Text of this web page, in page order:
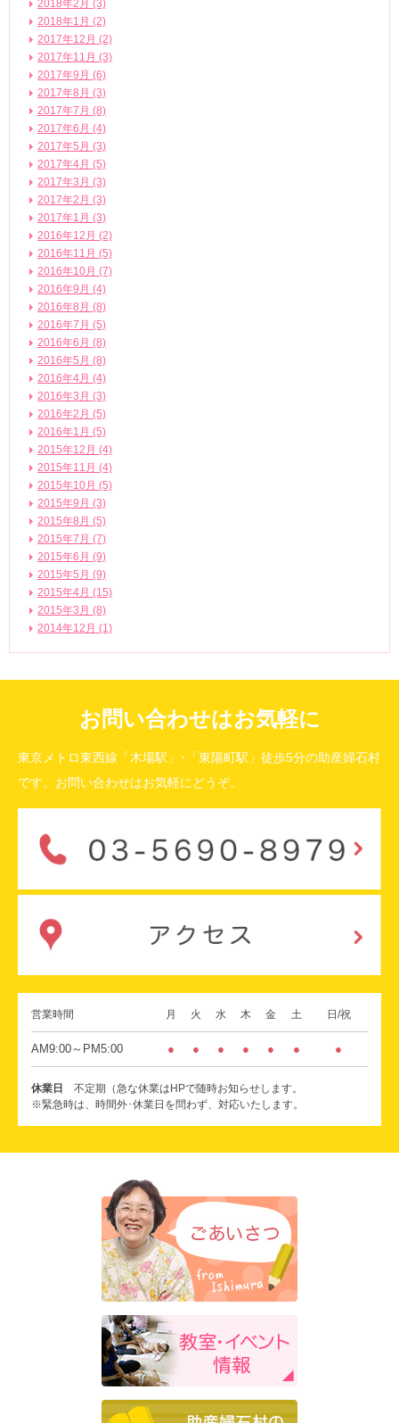
2018年2月 (3)
2018年1月 (2)
2017年12月 (2)
2017年11月 (3)
2017年9月 (6)
2017年8月 (3)
2017年7月 (8)
2017年6月 (4)
2017年5月 (3)
2017年4月 (5)
2017年3月 (3)
2017年2月 (3)
2017年1月 (3)
2016年12月 (2)
2016年11月 (5)
2016年10月 (7)
2016年9月 (4)
2016年8月 (8)
2016年7月 (5)
2016年6月 (8)
2016年5月 (8)
2016年4月 (4)
2016年3月 (3)
2016年2月 (5)
2016年1月 (5)
2015年12月 (4)
2015年11月 (4)
2015年10月 (5)
2015年9月 (3)
2015年8月 (5)
2015年7月 (7)
2015年6月 (9)
2015年5月 (9)
2015年4月 (15)
2015年3月 (8)
2014年12月 (1)
お問い合わせはお気軽に
東京メトロ東西線「木場駅」･「東陽町駅」徒歩5分の助産婦石村
です。お問い合わせはお気軽にどうぞ。
営業時間 月 火 水 木 金 土 日/祝
AM9:00～PM5:00 ● ● ● ● ● ● ●
休業日
不定期（急な休業はHPで随時お知らせします。
※緊急時は、時間外･休業日を問わず、対応いたします。